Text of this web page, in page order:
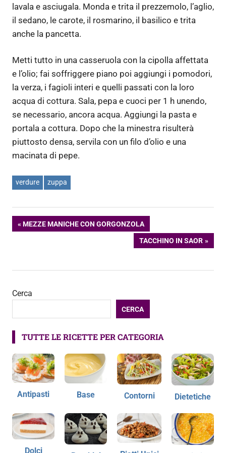
lavala e asciugala. Monda e trita il prezzemolo, l’aglio,
il sedano, le carote, il rosmarino, il basilico e trita
anche la pancetta.
Metti tutto in una casseruola con la cipolla affettata
e l’olio; fai soffriggere piano poi aggiungi i pomodori,
la verza, i fagioli interi e quelli passati con la loro
acqua di cottura. Sala, pepa e cuoci per 1 h unendo,
se necessario, ancora acqua. Aggiungi la pasta e
portala a cottura. Dopo che la minestra risulterà
piuttosto densa, servila con un filo d’olio e una
macinata di pepe.
verdure zuppa
Navigazione
ARTICOLO
MEZZE MANICHE CON GORGONZOLA
ARTICOLO
TACCHINO IN SAOR
Cerca
CERCA
TUTTE LE RICETTE PER CATEGORIA
Antipasti Base Contorni Dietetiche
Dolci